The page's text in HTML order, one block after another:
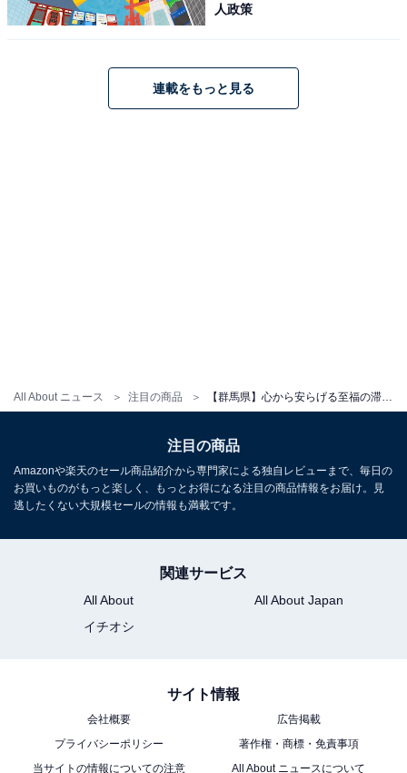
All About ニュース 注目の商品
四万温泉 積善館本館（画像：「四万温泉 積善館本館」公式Webサイトよ
「四万温泉 積善館本館」は、1691年創業で日本最古の木
アクセス
所在地：群馬県吾妻郡中之条町大字四万甲4236
渋川伊香保ICより約50分
※料金は公式Webサイト参考価格
※プラン・部屋により価格は変動します
チェックイン・チェックアウト
人政策
連載をもっと見る
注目の商品
Amazonや楽天のセール商品紹介から専門家による独自レビューまで、毎日の
お買いものがもっと楽しく、もっとお得になる注目の商品情報をお届け。見
逃したくない大規模セールの情報も満載です。
関連サービス
All About
All About Japan
イチオシ
サイト情報
会社概要
広告掲載
プライバシーポリシー
著作権・商標・免責事項
当サイトの情報についての注意
All About ニュースについて